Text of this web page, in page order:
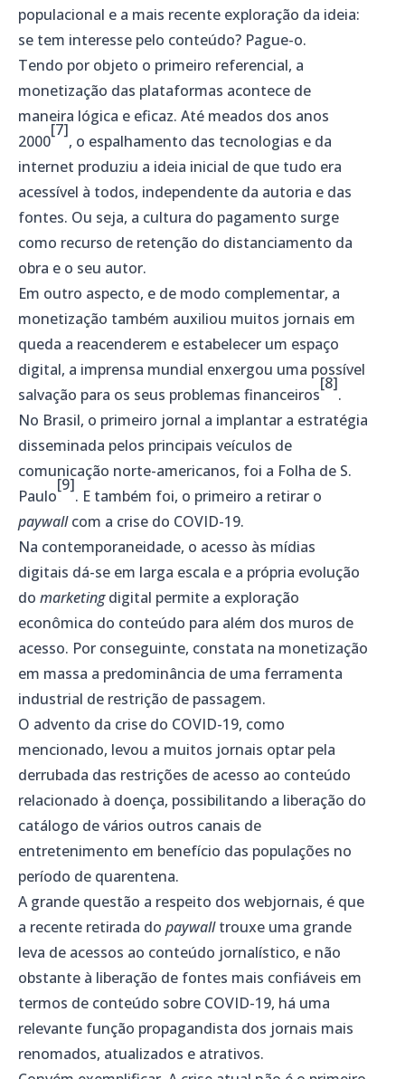
populacional e a mais recente exploração da ideia:
se tem interesse pelo conteúdo? Pague-o.
Tendo por objeto o primeiro referencial, a
monetização das plataformas acontece de
maneira lógica e eficaz. Até meados dos anos
2000
[7]
, o espalhamento das tecnologias e da
internet produziu a ideia inicial de que tudo era
acessível à todos, independente da autoria e das
fontes. Ou seja, a cultura do pagamento surge
como recurso de retenção do distanciamento da
obra e o seu autor.
Em outro aspecto, e de modo complementar, a
monetização também auxiliou muitos jornais em
queda a reacenderem e estabelecer um espaço
digital, a imprensa mundial enxergou uma possível
salvação para os seus problemas financeiros
[8]
.
No Brasil, o primeiro jornal a implantar a estratégia
disseminada pelos principais veículos de
comunicação norte-americanos, foi a Folha de S.
Paulo
[9]
. E também foi, o primeiro a retirar o
paywallcom a crise do COVID-19.
Na contemporaneidade, o acesso às mídias
digitais dá-se em larga escala e a própria evolução
do marketingdigital permite a exploração
econômica do conteúdo para além dos muros de
acesso. Por conseguinte, constata na monetização
em massa a predominância de uma ferramenta
industrial de restrição de passagem.
O advento da crise do COVID-19, como
mencionado, levou a muitos jornais optar pela
derrubada das restrições de acesso ao conteúdo
relacionado à doença, possibilitando a liberação do
catálogo de vários outros canais de
entretenimento em benefício das populações no
período de quarentena.
A grande questão a respeito dos webjornais, é que
a recente retirada do paywalltrouxe uma grande
leva de acessos ao conteúdo jornalístico, e não
obstante à liberação de fontes mais confiáveis em
termos de conteúdo sobre COVID-19, há uma
relevante função propagandista dos jornais mais
renomados, atualizados e atrativos.